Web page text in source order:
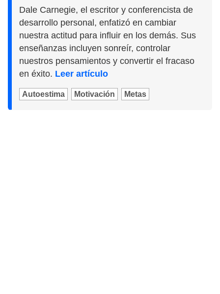
Dale Carnegie, el escritor y conferencista de
desarrollo personal, enfatizó en cambiar
nuestra actitud para influir en los demás. Sus
enseñanzas incluyen sonreír, controlar
nuestros pensamientos y convertir el fracaso
en éxito. Leer artículo
Autoestima Motivación Metas